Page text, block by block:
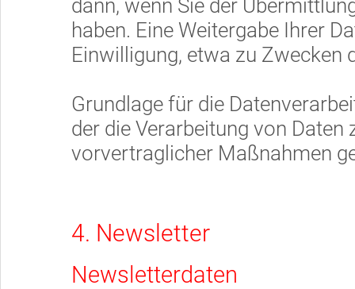
dann, wenn Sie der
haben. Eine Weitergabe Ihrer
Einwilligung, etwa zu Zwecken
Grundlage für die
der die Verarbeitung von
vorvertraglicher Maßnahmen
4. Newsletter
Newsletterdaten